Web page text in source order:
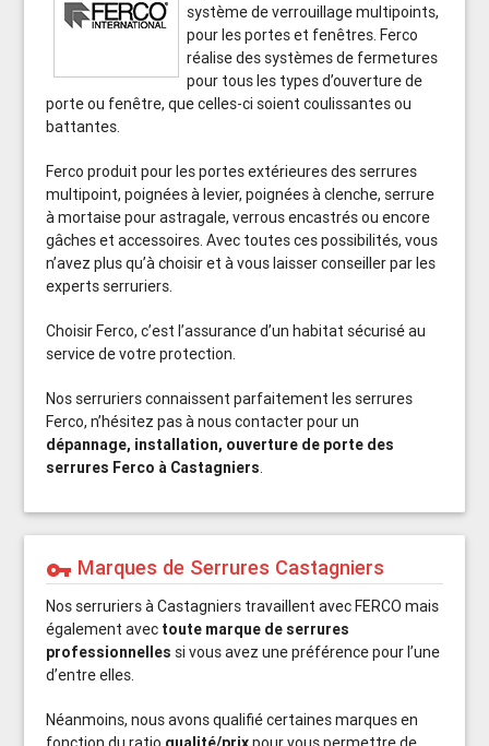
système de verrouillage multipoints,
pour les portes et fenêtres. Ferco
réalise des systèmes de fermetures
pour tous les types d’ouverture de
porte ou fenêtre, que celles-ci soient coulissantes ou
battantes.
Ferco produit pour les portes extérieures des serrures
multipoint, poignées à levier, poignées à clenche, serrure
à mortaise pour astragale, verrous encastrés ou encore
gâches et accessoires. Avec toutes ces possibilités, vous
n’avez plus qu’à choisir et à vous laisser conseiller par les
experts serruriers.
Choisir Ferco, c’est l’assurance d’un habitat sécurisé au
service de votre protection.
Nos serruriers connaissent parfaitement les serrures
Ferco, n’hésitez pas à nous contacter pour un
dépannage, installation, ouverture de porte des
serrures Ferco à Castagniers.
vpn_key Marques de Serrures Castagniers
Nos serruriers à Castagniers travaillent avec FERCO mais
également avec toute marque de serrures
professionnelles si vous avez une préférence pour l’une
d’entre elles.
Néanmoins, nous avons qualifié certaines marques en